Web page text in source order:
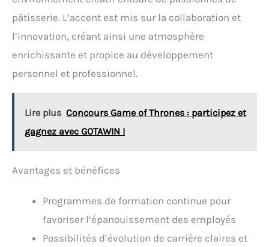
pâtisserie. L’accent est mis sur la collaboration et
l’innovation, créant ainsi une atmosphère
enrichissante et propice au développement
personnel et professionnel.
Lire plus Concours Game of Thrones : participez et
gagnez avec GOTAWIN !
Avantages et bénéfices
Programmes de formation continue pour
favoriser l’épanouissement des employés
Possibilités d’évolution de carrière claires et